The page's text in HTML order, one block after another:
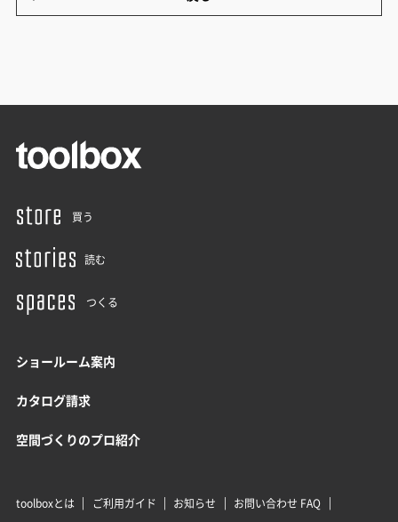
買う
読む
つくる
ショールーム案内
カタログ請求
空間づくりのプロ紹介
toolboxとは ご利用ガイド お知らせ
お問い合わせ FAQ